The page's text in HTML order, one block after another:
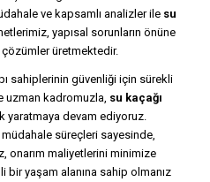
ve kapsamlı analizler ile su
yapısal sorunların önüne
üretmektedir.
sahiplerinin güvenliği için sürekli
uzman kadromuzla, su kaçağı
yaratmaya devam ediyoruz.
müdahale süreçleri sayesinde,
onarım maliyetlerini minimize
bir yaşam alanına sahip olmanız